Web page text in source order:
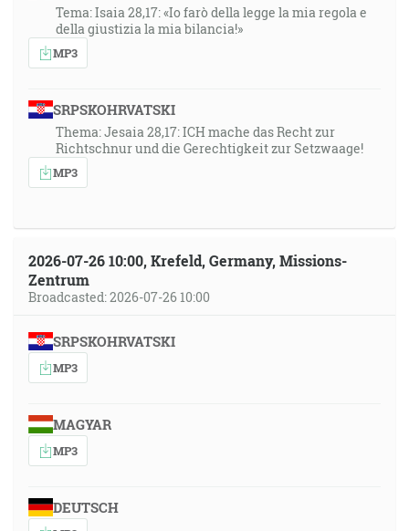
Tema: Isaia 28,17: «Io farò della legge la mia regola e
della giustizia la mia bilancia!»
MP3
SRPSKOHRVATSKI
Thema: Jesaia 28,17: ICH mache das Recht zur
Richtschnur und die Gerechtigkeit zur Setzwaage!
MP3
2026-07-26 10:00, Krefeld, Germany, Missions-
Zentrum
Broadcasted: 2026-07-26 10:00
SRPSKOHRVATSKI
MP3
MAGYAR
MP3
DEUTSCH